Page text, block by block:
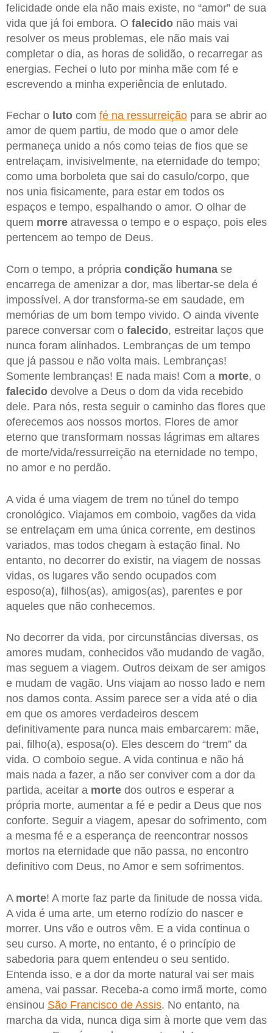
felicidade onde ela não mais existe, no “amor” de sua
vida que já foi embora. O falecido não mais vai
resolver os meus problemas, ele não mais vai
completar o dia, as horas de solidão, o recarregar as
energias. Fechei o luto por minha mãe com fé e
escrevendo a minha experiência de enlutado.
Fechar o luto com fé na ressurreição para se abrir ao
amor de quem partiu, de modo que o amor dele
permaneça unido a nós como teias de fios que se
entrelaçam, invisivelmente, na eternidade do tempo;
como uma borboleta que sai do casulo/corpo, que
nos unia fisicamente, para estar em todos os
espaços e tempo, espalhando o amor. O olhar de
quem morre atravessa o tempo e o espaço, pois eles
pertencem ao tempo de Deus.
Com o tempo, a própria condição humana se
encarrega de amenizar a dor, mas libertar-se dela é
impossível. A dor transforma-se em saudade, em
memórias de um bom tempo vivido. O ainda vivente
parece conversar com o falecido, estreitar laços que
nunca foram alinhados. Lembranças de um tempo
que já passou e não volta mais. Lembranças!
Somente lembranças! E nada mais! Com a morte, o
falecido devolve a Deus o dom da vida recebido
dele. Para nós, resta seguir o caminho das flores que
oferecemos aos nossos mortos. Flores de amor
eterno que transformam nossas lágrimas em altares
de morte/vida/ressurreição na eternidade no tempo,
no amor e no perdão.
A vida é uma viagem de trem no túnel do tempo
cronológico. Viajamos em comboio, vagões da vida
se entrelaçam em uma única corrente, em destinos
variados, mas todos chegam à estação final. No
entanto, no decorrer do existir, na viagem de nossas
vidas, os lugares vão sendo ocupados com
esposo(a), filhos(as), amigos(as), parentes e por
aqueles que não conhecemos.
No decorrer da vida, por circunstâncias diversas, os
amores mudam, conhecidos vão mudando de vagão,
mas seguem a viagem. Outros deixam de ser amigos
e mudam de vagão. Uns viajam ao nosso lado e nem
nos damos conta. Assim parece ser a vida até o dia
em que os amores verdadeiros descem
definitivamente para nunca mais embarcarem: mãe,
pai, filho(a), esposa(o). Eles descem do “trem” da
vida. O comboio segue. A vida continua e não há
mais nada a fazer, a não ser conviver com a dor da
partida, aceitar a morte dos outros e esperar a
própria morte, aumentar a fé e pedir a Deus que nos
conforte. Seguir a viagem, apesar do sofrimento, com
a mesma fé e a esperança de reencontrar nossos
mortos na eternidade que não passa, no encontro
definitivo com Deus, no Amor e sem sofrimentos.
A morte! A morte faz parte da finitude de nossa vida.
A vida é uma arte, um eterno rodízio do nascer e
morrer. Uns vão e outros vêm. E a vida continua o
seu curso. A morte, no entanto, é o princípio de
sabedoria para quem entendeu o seu sentido.
Entenda isso, e a dor da morte natural vai ser mais
amena, vai passar. Receba-a como irmã morte, como
ensinou São Francisco de Assis. No entanto, na
marcha da vida, nunca diga sim à morte que vem das